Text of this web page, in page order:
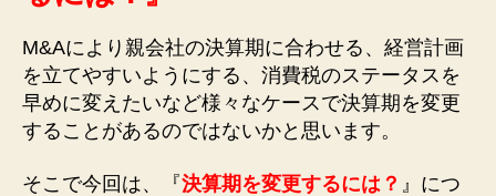
M&Aにより親会社の決算期に合わせる、経営計画
を立てやすいようにする、消費税のステータスを
早めに変えたいなど様々なケースで決算期を変更
することがあるのではないかと思います。
そこで今回は、『決算期を変更するには？ 』につ